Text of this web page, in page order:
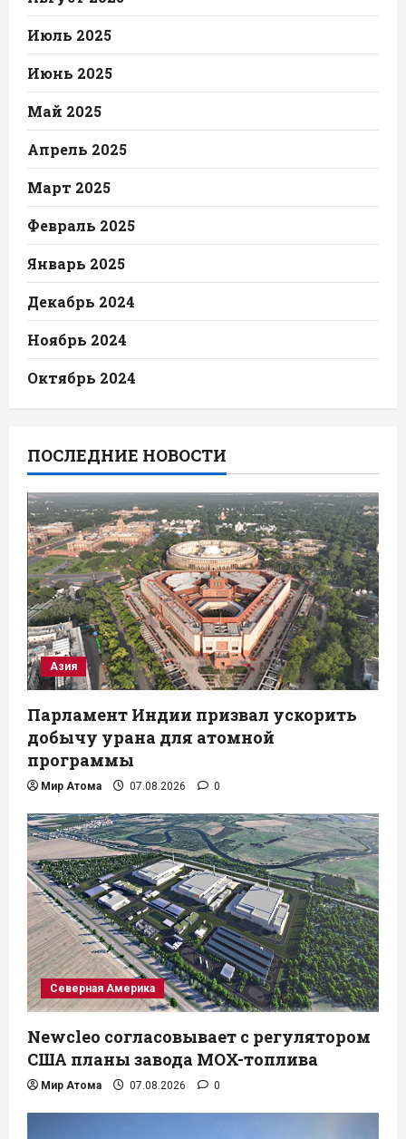
Июль 2025
Июнь 2025
Май 2025
Апрель 2025
Март 2025
Февраль 2025
Январь 2025
Декабрь 2024
Ноябрь 2024
Октябрь 2024
ПОСЛЕДНИЕ НОВОСТИ
Азия
Парламент Индии призвал ускорить
добычу урана для атомной
программы
Мир Атома 07.08.2026 0
Северная Америка
Newcleo согласовывает с регулятором
США планы завода MOX-топлива
Мир Атома 07.08.2026 0